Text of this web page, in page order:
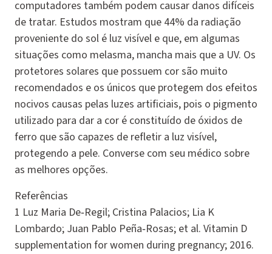
computadores também podem causar danos difíceis
de tratar. Estudos mostram que 44% da radiação
proveniente do sol é luz visível e que, em algumas
situações como melasma, mancha mais que a UV. Os
protetores solares que possuem cor são muito
recomendados e os únicos que protegem dos efeitos
nocivos causas pelas luzes artificiais, pois o pigmento
utilizado para dar a cor é constituído de óxidos de
ferro que são capazes de refletir a luz visível,
protegendo a pele. Converse com seu médico sobre
as melhores opções.
Referências
1 Luz Maria De‐Regil; Cristina Palacios; Lia K
Lombardo; Juan Pablo Peña‐Rosas; et al. Vitamin D
supplementation for women during pregnancy; 2016.